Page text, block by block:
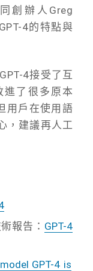
創辦人Greg
4的特點與
4接受了互
進了很多原本
用戶在使用語
，建議再人工
報告： GPT-4
GPT-4 is